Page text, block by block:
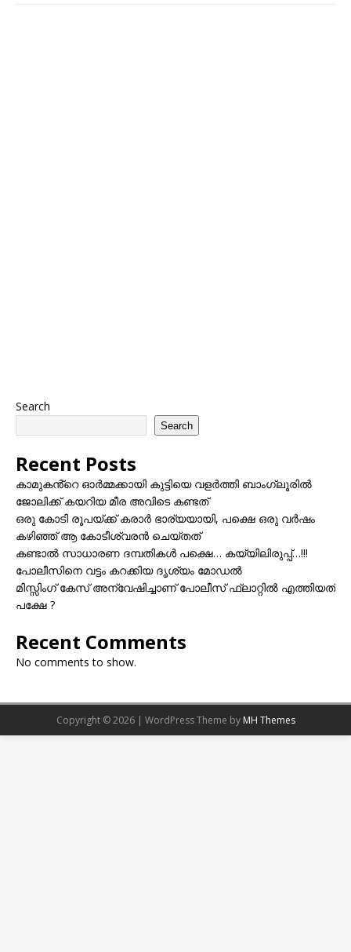
Search
Search
Recent Posts
കാമുകൻ്റെ ഓർമ്മക്കായി കുട്ടിയെ വളർത്തി ബാംഗ്ലൂരിൽ
ജോലിക്ക് കയറിയ മീര അവിടെ കണ്ടത്
ഒരു കോടി രൂപയ്ക്ക് കരാർ ഭാര്യയായി, പക്ഷെ ഒരു വർഷം
കഴിഞ്ഞ് ആ കോടീശ്വരൻ ചെയ്തത്
കണ്ടാൽ സാധാരണ ദമ്പതികൾ പക്ഷെ… കയ്യിലിരുപ്പ്…!!!
പോലീസിനെ വട്ടം കറക്കിയ ദൃശ്യം മോഡല്‍
മിസ്സിംഗ് കേസ് അന്വേഷിച്ചാണ് പോലീസ് ഫ്ലാറ്റിൽ എത്തിയത്
പക്ഷേ ?
Recent Comments
No comments to show.
Copyright © 2026 | WordPress Theme by MH Themes